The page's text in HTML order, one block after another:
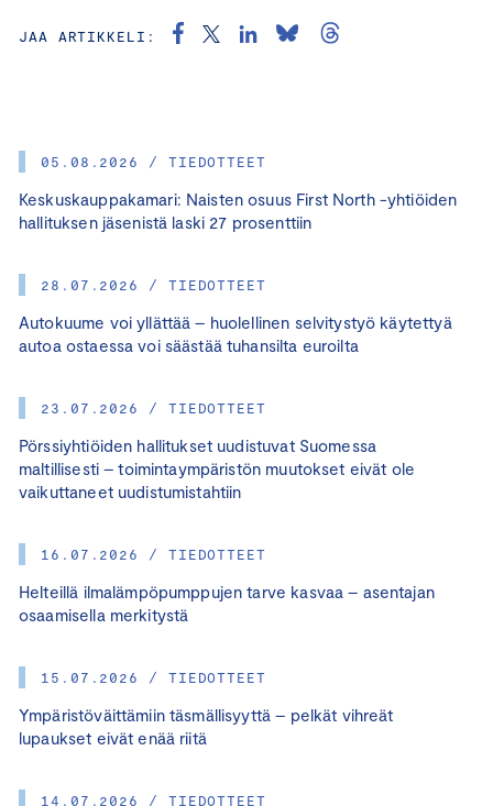
05.08.2026 / TIEDOTTEET
Keskuskauppakamari: Naisten osuus First North -yhtiöiden
hallituksen jäsenistä laski 27 prosenttiin
28.07.2026 / TIEDOTTEET
Autokuume voi yllättää – huolellinen selvitystyö käytettyä
autoa ostaessa voi säästää tuhansilta euroilta
23.07.2026 / TIEDOTTEET
Pörssiyhtiöiden hallitukset uudistuvat Suomessa
maltillisesti – toimintaympäristön muutokset eivät ole
vaikuttaneet uudistumistahtiin
16.07.2026 / TIEDOTTEET
Helteillä ilmalämpöpumppujen tarve kasvaa – asentajan
osaamisella merkitystä
15.07.2026 / TIEDOTTEET
Ympäristöväittämiin täsmällisyyttä – pelkät vihreät
lupaukset eivät enää riitä
14.07.2026 / TIEDOTTEET
JAA ARTIKKELI: